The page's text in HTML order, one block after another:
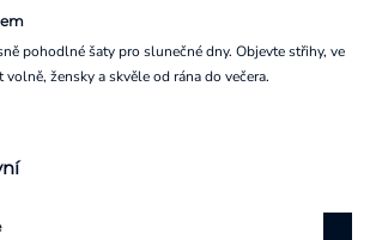
pohodlné šaty pro slunečné dny. Objevte střihy, ve
žensky a skvěle od rána do večera.